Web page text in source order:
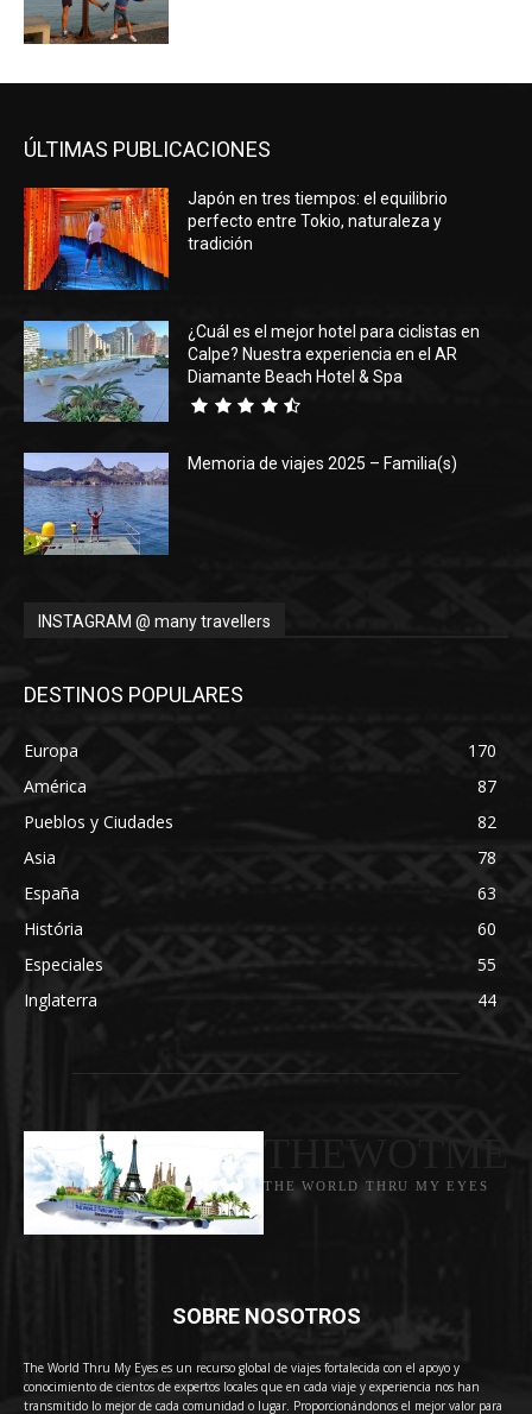
ÚLTIMAS PUBLICACIONES
Japón en tres tiempos: el equilibrio
perfecto entre Tokio, naturaleza y
tradición
¿Cuál es el mejor hotel para ciclistas en
Calpe? Nuestra experiencia en el AR
Diamante Beach Hotel & Spa
Memoria de viajes 2025 – Familia(s)
INSTAGRAM @ many travellers
DESTINOS POPULARES
Europa
170
América
87
Pueblos y Ciudades
82
Asia
78
España
63
História
60
Especiales
55
Inglaterra
44
THE WORLD THRU MY EYES
SOBRE NOSOTROS
The World Thru My Eyes es un recurso global de viajes fortalecida con el apoyo y
conocimiento de cientos de expertos locales que en cada viaje y experiencia nos han
transmitido lo mejor de cada comunidad o lugar. Proporcionándonos el mejor valor para